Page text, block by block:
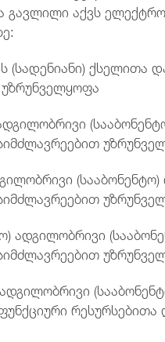
გავლილი აქვს
(სადენიანი) ქსელითა
(სააბონენტო)